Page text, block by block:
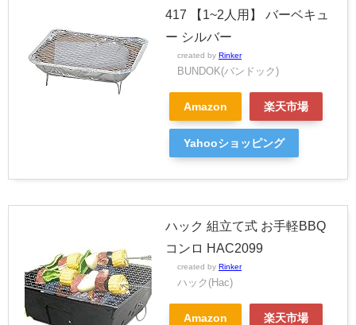
417 【1~2人用】 バーベキュ
ー シルバー
created by Rinker
BUNDOK(バンドック)
Amazon 楽天市場
Yahooショッピング
ハック 組立て式 お手軽BBQ
コンロ HAC2099
created by Rinker
ハック(Hac)
Amazon 楽天市場